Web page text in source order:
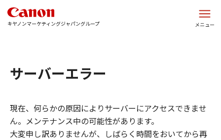
キヤノンマーケティングジャパングループ メニュー
サーバーエラー
現在、何らかの原因によりサーバーにアクセスできませ
ん。メンテナンス中の可能性があります。
大変申し訳ありませんが、しばらく時間をおいてから再